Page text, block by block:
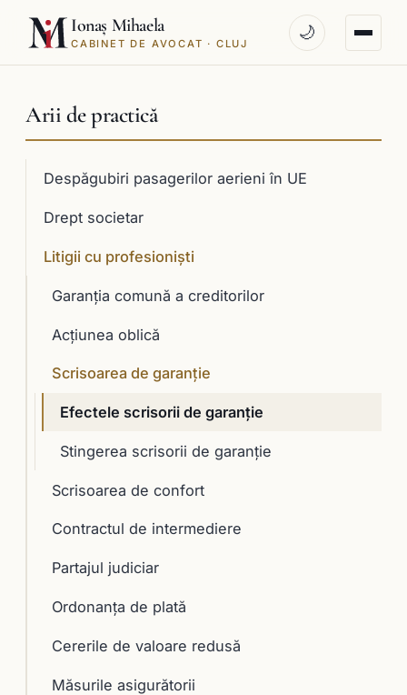
Ionaș Mihaela
CABINET DE AVOCAT · CLUJ
🌙
Arii de practică
Despăgubiri pasagerilor aerieni în UE
Drept societar
Litigii cu profesioniști
Garanţia comună a creditorilor
Acţiunea oblică
Scrisoarea de garanţie
Efectele scrisorii de garanţie
Stingerea scrisorii de garanţie
Scrisoarea de confort
Contractul de intermediere
Partajul judiciar
Ordonanța de plată
Cererile de valoare redusă
Măsurile asigurătorii